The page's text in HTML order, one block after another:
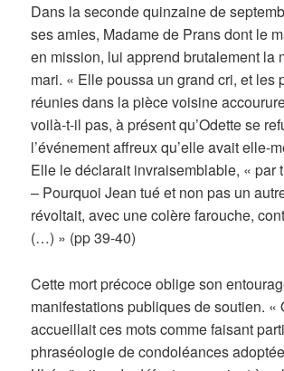
Dans la seconde quinzaine de
ses amies, Madame de Prans dont le
en mission, lui apprend brutalement la
mari. « Elle poussa un grand cri, et les
réunies dans la pièce voisine
voilà-t-il pas, à présent qu’Odette se
l’événement affreux qu’elle avait elle-
Elle le déclarait invraisemblable, «
– Pourquoi Jean tué et non pas un
révoltait, avec une colère farouche,
(…) » (pp 39-40)
Cette mort précoce oblige son
manifestations publiques de soutien. «
accueillait ces mots comme faisant
phraséologie de condoléances